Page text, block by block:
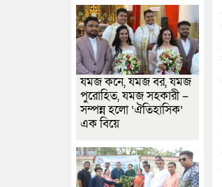
যমজ কনে, যমজ বর, যমজ
পুরোহিত, যমজ সহকারী –
সম্পন্ন হলো ‘ঐতিহাসিক’
এক বিয়ে